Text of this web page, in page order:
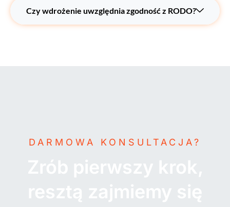
Czy wdrożenie uwzględnia zgodność z RODO?
DARMOWA KONSULTACJA?